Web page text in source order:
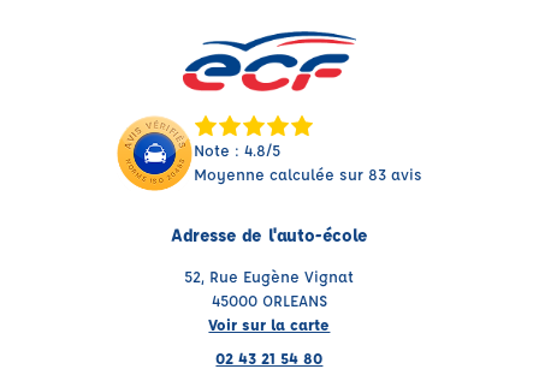
Note : 4.8/5
Moyenne calculée sur 83 avis
Adresse de l'auto-école
52, Rue Eugène Vignat
45000 ORLEANS
Voir sur la carte
02 43 21 54 80